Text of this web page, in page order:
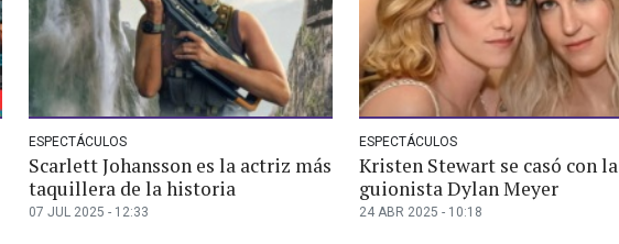
ESPECTÁCULOS
Scarlett Johansson es la actriz más
taquillera de la historia
07 JUL 2025 - 12:33
ESPECTÁCULOS
Kristen Stewart se casó con la
guionista Dylan Meyer
24 ABR 2025 - 10:18